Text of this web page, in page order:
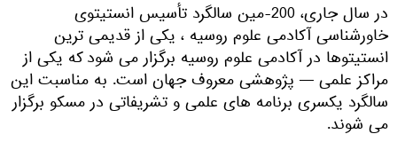
در سال جاری، 200-مین سالگرد تأسیس انستیتوی
خاورشناسی آکادمی علوم روسیه ، یکی از قدیمی ترین
انستیتوها در آکادمی علوم روسیه برگزار می شود که یکی از
مراکز علمی — پژوهشی معروف جهان است. به مناسبت این
سالگرد یکسری برنامه های علمی و تشریفاتی در مسکو برگزار
می شوند.